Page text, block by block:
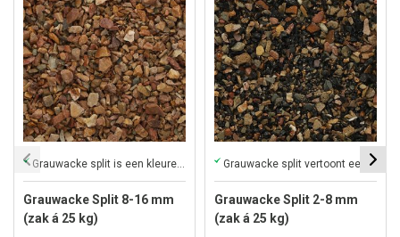
Grauwacke split is een kleurenmix van bruin, grijs en beige
Grauwacke Split 8-16 mm
(zak á 25 kg)
Grauwacke split vertoont een kleur die neigt naar zandkleurig
Grauwacke Split 2-8 mm
(zak á 25 kg)